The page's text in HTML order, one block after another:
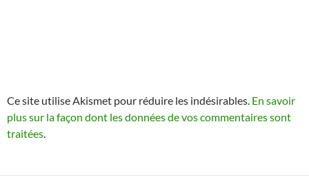
Ce site utilise Akismet pour réduire les indésirables. En savoir
plus sur la façon dont les données de vos commentaires sont
traitées.